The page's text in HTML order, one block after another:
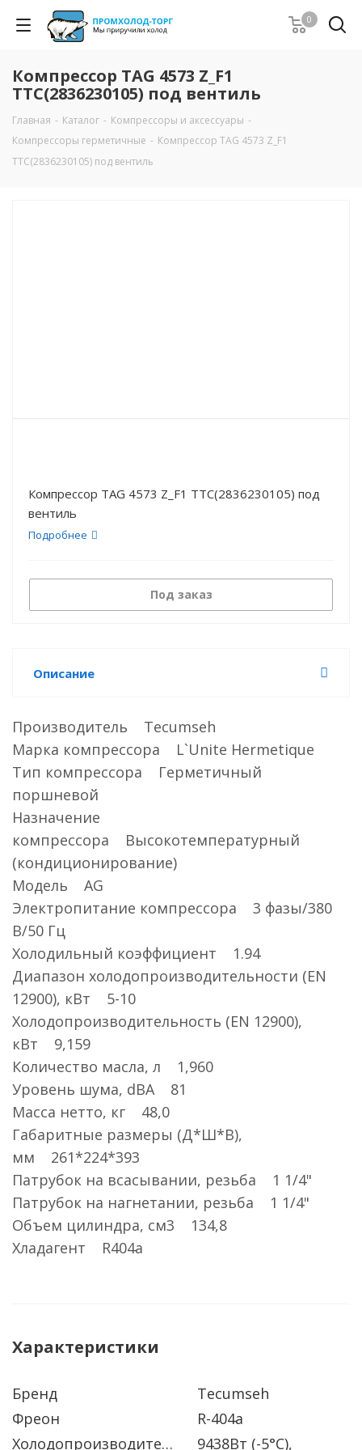
0
Компрессор TAG 4573 Z_F1
TTC(2836230105) под вентиль
Главная - Каталог - Компрессоры и аксессуары -
Компрессоры герметичные - Компрессор TAG 4573 Z_F1
TTC(2836230105) под вентиль
Компрессор TAG 4573 Z_F1 TTC(2836230105) под
вентиль
Подробнее
Под заказ
Описание
Производитель Tecumseh
Марка компрессора L`Unite Hermetique
Тип компрессора Герметичный
поршневой
Назначение
компрессора Высокотемпературный
(кондиционирование)
Модель AG
Электропитание компрессора 3 фазы/380
В/50 Гц
Холодильный коэффициент 1.94
Диапазон холодопроизводительности (EN
12900), кВт 5-10
Холодопроизводительность (EN 12900),
кВт 9,159
Количество масла, л 1,960
Уровень шума, dBA 81
Масса нетто, кг 48,0
Габаритные размеры (Д*Ш*В),
мм 261*224*393
Патрубок на всасывании, резьба 1 1/4"
Патрубок на нагнетании, резьба 1 1/4"
Объем цилиндра, см3 134,8
Хладагент R404a
Характеристики
Бренд
Tecumseh
Фреон
R-404a
Холодопроизводительность9438Вт (-5°C),